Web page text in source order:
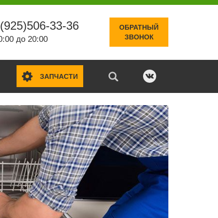
33-36
до 20:00
ОБРАТНЫЙ
ЗВОНОК
ЗАПЧАСТИ